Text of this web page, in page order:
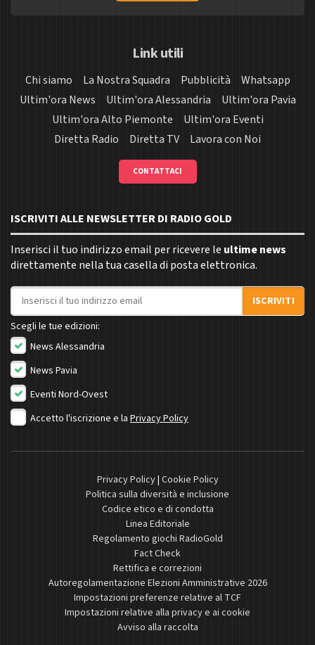
Link utili
Chi siamo La Nostra Squadra Pubblicità
Whatsapp
Ultim'ora News
Ultim'ora Alessandria
Ultim'ora Pavia
Ultim'ora Alto Piemonte
Ultim'ora Eventi
Diretta Radio
Diretta TV Lavora con Noi
CONTATTACI
ISCRIVITI ALLE NEWSLETTER DI RADIO GOLD
Inserisci il tuo indirizzo email per ricevere le ultime news
direttamente nella tua casella di posta elettronica.
Indirizzo email
ISCRIVITI
Scegli le tue edizioni:
News Alessandria
News Pavia
Eventi Nord-Ovest
Accetto l'iscrizione e la Privacy Policy
Privacy Policy| Cookie Policy
Politica sulla diversità e inclusione
Codice etico e di condotta
Linea Editoriale
Regolamento giochi RadioGold
Fact Check
Rettifica e correzioni
Autoregolamentazione Elezioni Amministrative 2026
Impostazioni preferenze relative al TCF
Impostazioni relative alla privacy e ai cookie
Avviso alla raccolta